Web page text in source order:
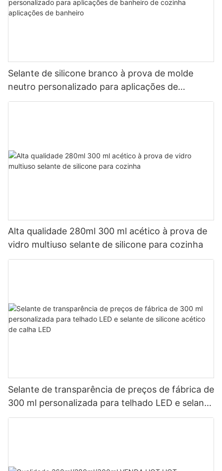
Selante de silicone branco à prova de molde
neutro personalizado para aplicações de
banheiro de cozinha aplicações de banheiro
Alta qualidade 280ml 300 ml acético à prova de
vidro multiuso selante de silicone para cozinha
Selante de transparência de preços de fábrica de
300 ml personalizada para telhado LED e selante
de silicone acético de calha LED